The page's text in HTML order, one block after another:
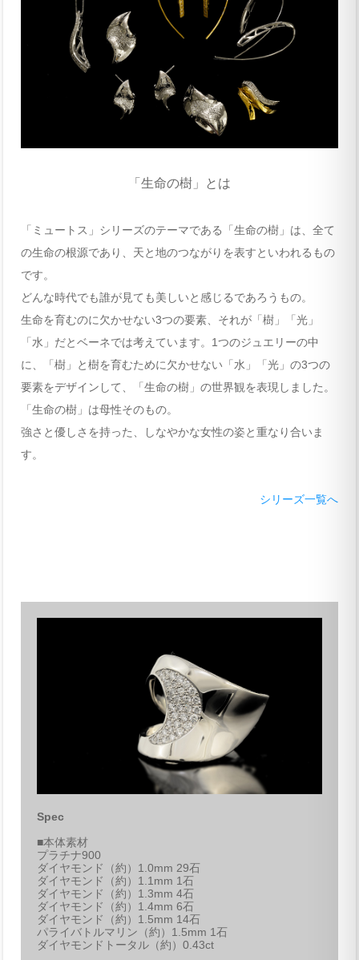
「生命の樹」とは
「ミュートス」シリーズのテーマである「生命の樹」は、全て
の生命の根源であり、天と地のつながりを表すといわれるもの
です。
どんな時代でも誰が見ても美しいと感じるであろうもの。
生命を育むのに欠かせない3つの要素、それが「樹」「光」
「水」だとベーネでは考えています。1つのジュエリーの中
に、「樹」と樹を育むために欠かせない「水」「光」の3つの
要素をデザインして、「生命の樹」の世界観を表現しました。
「生命の樹」は母性そのもの。
強さと優しさを持った、しなやかな女性の姿と重なり合いま
す。
シリーズ一覧へ
Spec
■本体素材
プラチナ900
ダイヤモンド（約）1.0mm 29石
ダイヤモンド（約）1.1mm 1石
ダイヤモンド（約）1.3mm 4石
ダイヤモンド（約）1.4mm 6石
ダイヤモンド（約）1.5mm 14石
パライバトルマリン（約）1.5mm 1石
ダイヤモンドトータル（約）0.43ct